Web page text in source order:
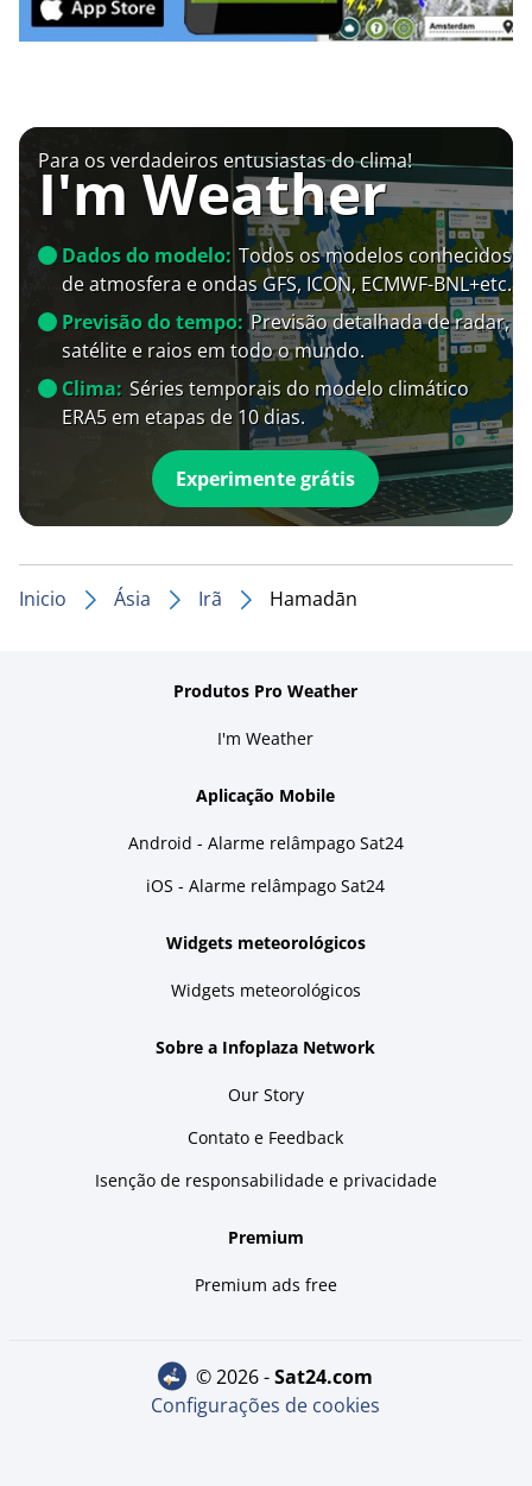
Para os verdadeiros entusiastas do clima!
I'm Weather
Dados do modelo: Todos os modelos conhecidos
de atmosfera e ondas GFS, ICON, ECMWF-BNL+etc.
Previsão do tempo: Previsão detalhada de radar,
satélite e raios em todo o mundo.
Clima: Séries temporais do modelo climático
ERA5 em etapas de 10 dias.
Experimente grátis
Inicio Ásia Irã Hamadān
Produtos Pro Weather
I'm Weather
Aplicação Mobile
Android - Alarme relâmpago Sat24
iOS - Alarme relâmpago Sat24
Widgets meteorológicos
Widgets meteorológicos
Sobre a Infoplaza Network
Our Story
Contato e Feedback
Isenção de responsabilidade e privacidade
Premium
Premium ads free
© 2026 - sat24.com
Configurações de cookies